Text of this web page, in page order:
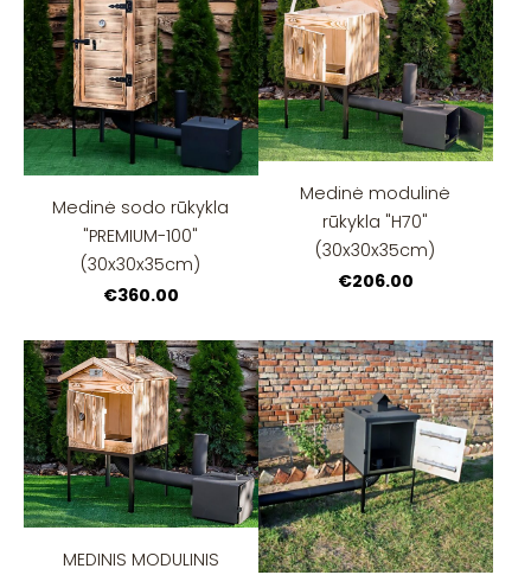
Medinė sodo rūkykla
"PREMIUM-100"
(30x30x35cm)
€360.00
Medinė modulinė
rūkykla "H70"
(30x30x35cm)
€206.00
MEDINIS MODULINIS